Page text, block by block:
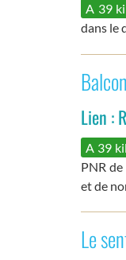
A 39
dans le
Lien :
A 39
PNR
et de
Le